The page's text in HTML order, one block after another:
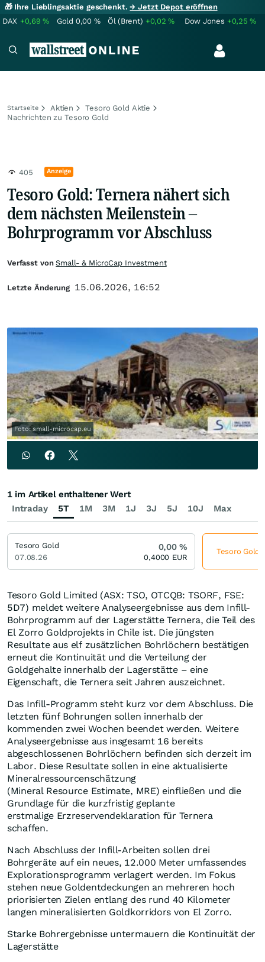
🎁 Ihre Lieblingsaktie geschenkt.→ Jetzt Depot eröffnen
DAX +0,69% Gold 0,00 % Öl (Brent) +0,02% Dow Jones +0,25%
Startseite Aktien
Tesoro Gold Aktie
Nachrichten zu Tesoro Gold
405 Anzeige
Tesoro Gold: Ternera nähert sich
dem nächsten Meilenstein –
Bohrprogramm vor Abschluss
Foto: small-microcap.eu
Tesoro Gold Limited (ASX: TSO, OTCQB: TSORF, FSE:
5D7) meldet weitere Analyseergebnisse aus dem Infill-
Bohrprogramm auf der Lagerstätte Ternera, die Teil des
El Zorro Goldprojekts in Chile ist. Die jüngsten
Resultate aus elf zusätzlichen Bohrlöchern bestätigen
erneut die Kontinuität und die Verteilung der
Goldgehalte innerhalb der Lagerstätte – eine
Eigenschaft, die Ternera seit Jahren auszeichnet.
Das Infill-Programm steht kurz vor dem Abschluss. Die
letzten fünf Bohrungen sollen innerhalb der
kommenden zwei Wochen beendet werden. Weitere
Analyseergebnisse aus insgesamt 16 bereits
abgeschlossenen Bohrlöchern befinden sich derzeit im
Labor. Diese Resultate sollen in eine aktualisierte
Mineralressourcenschätzung
(Mineral Resource Estimate, MRE) einfließen und die
Grundlage für die kurzfristig geplante
erstmalige Erzreservendeklaration für Ternera
schaffen.
Nach Abschluss der Infill-Arbeiten sollen drei
Bohrgeräte auf ein neues, 12.000 Meter umfassendes
Explorationsprogramm verlagert werden. Im Fokus
stehen neue Goldentdeckungen an mehreren hoch
priorisierten Zielen entlang des rund 40 Kilometer
langen mineralisierten Goldkorridors von El Zorro.
Starke Bohrergebnisse untermauern die Kontinuität der
Lagerstätte
Verfasst vonSmall- & MicroCap Investment
Letzte Änderung 15.06.2026, 16:52
Intraday 5T 1M 3M 1J 3J 5J 10J Max
1 im Artikel enthaltener Wert
Tesoro Gold
07.08.26
0,00%
0,4000 EUR
Tesoro Gold